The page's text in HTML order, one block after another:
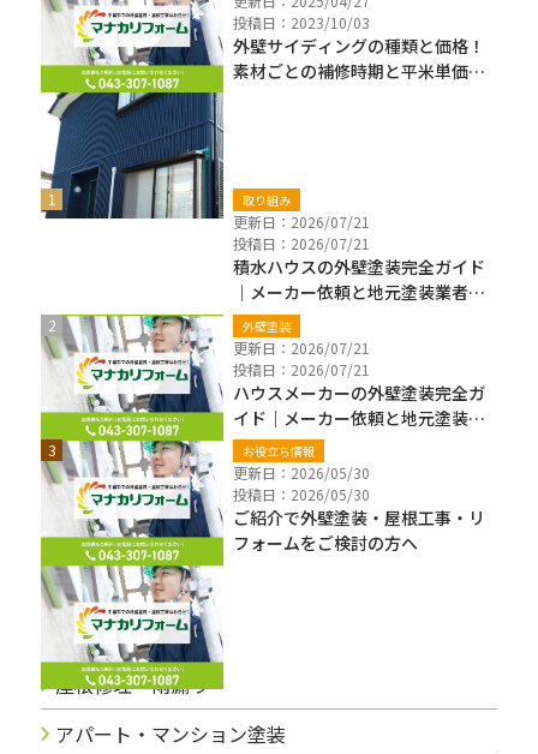
投稿日：2023/10/03
外壁サイディングの種類と価格！
素材ごとの補修時期と平米単価も
新着ブログ
取り組み
更新日：2026/07/21
投稿日：2026/07/21
積水ハウスの外壁塗装完全ガイド
｜メーカー依頼と地元塗装業者の
違い・費用・保証確認【千葉県】
外壁塗装
更新日：2026/07/21
投稿日：2026/07/21
ハウスメーカーの外壁塗装完全ガ
イド｜メーカー依頼と地元塗装業
者の違い・費用・注意点【千葉
県】
お役立ち情報
更新日：2026/05/30
投稿日：2026/05/30
ご紹介で外壁塗装・屋根工事・リ
フォームをご検討の方へ
ブログカテゴリー
屋根修理・雨漏り
アパート・マンション塗装